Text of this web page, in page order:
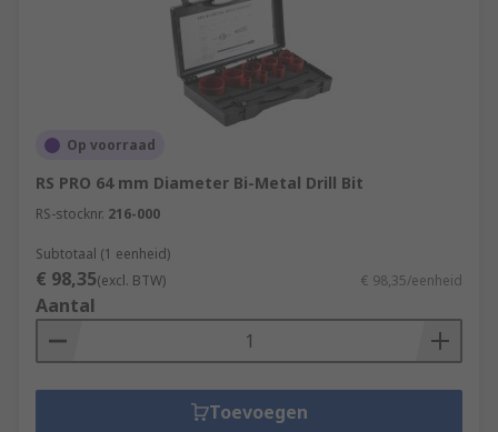
Op voorraad
RS PRO 64 mm Diameter Bi-Metal Drill Bit
RS-stocknr. 216-000
Subtotaal (1 eenheid)
€ 98,35(excl. BTW) € 98,35/eenheid
Aantal
Toevoegen